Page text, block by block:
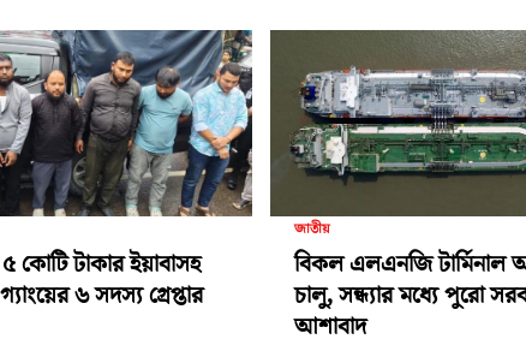
কোটি টাকার ইয়াবাসহ
৬ সদস্য গ্রেপ্তার
জাতীয়
বিকল এলএনজি টার্মিনাল
চালু, সন্ধ্যার মধ্যে পুরো
আশাবাদ